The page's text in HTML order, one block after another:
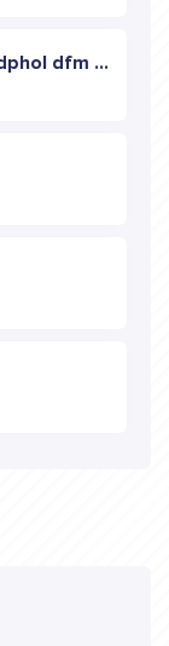
Выше vadim adamov, hardphol dfm radio edit